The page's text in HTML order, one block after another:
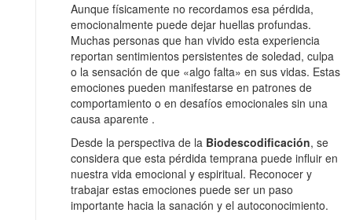
Aunque físicamente no recordamos esa pérdida,
emocionalmente puede dejar huellas profundas.
Muchas personas que han vivido esta experiencia
reportan sentimientos persistentes de soledad, culpa
o la sensación de que «algo falta» en sus vidas. Estas
emociones pueden manifestarse en patrones de
comportamiento o en desafíos emocionales sin una
causa aparente .
Desde la perspectiva de la Biodescodificación, se
considera que esta pérdida temprana puede influir en
nuestra vida emocional y espiritual. Reconocer y
trabajar estas emociones puede ser un paso
importante hacia la sanación y el autoconocimiento.